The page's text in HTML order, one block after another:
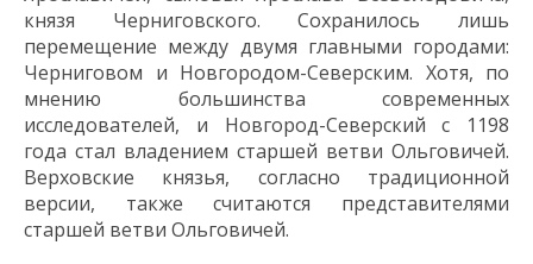
князя Черниговского. Сохранилось лишь
перемещение между двумя главными городами:
Черниговом и Новгородом-Северским. Хотя, по
мнению большинства современных
исследователей, и Новгород-Северский с 1198
года стал владением старшей ветви Ольговичей.
Верховские князья, согласно традиционной
версии, также считаются представителями
старшей ветви Ольговичей.